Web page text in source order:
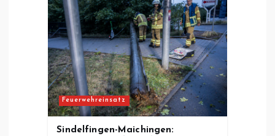
Feuerwehreinsatz
Sindelfingen-Maichingen: